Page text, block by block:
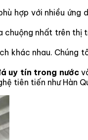
hợp với nhiều ứng
chuộng nhất trên thị
khác nhau. Chúng
uy tín trong nước
tiên tiến như Hàn